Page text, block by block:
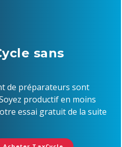
sans
de préparateurs sont
productif en moins
essai gratuit de la suite